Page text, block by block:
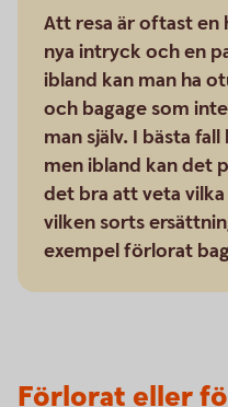
Att resa är oftast en
nya intryck och en
ibland kan man ha
och bagage som
man själv. I bästa
men ibland kan det
det bra att veta
vilken sorts
exempel förlorat
Förlorat eller